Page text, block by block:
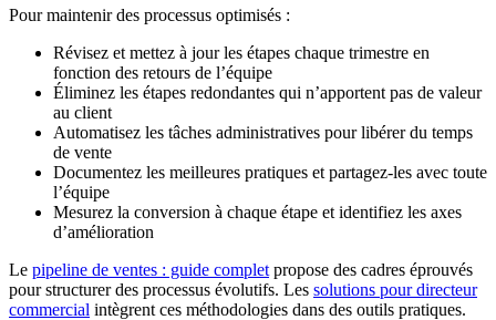
Pour maintenir des processus optimisés :
Révisez et mettez à jour les étapes chaque trimestre en
fonction des retours de l’équipe
Éliminez les étapes redondantes qui n’apportent pas de valeur
au client
Automatisez les tâches administratives pour libérer du temps
de vente
Documentez les meilleures pratiques et partagez-les avec toute
l’équipe
Mesurez la conversion à chaque étape et identifiez les axes
d’amélioration
Le pipeline de ventes : guide complet propose des cadres éprouvés
pour structurer des processus évolutifs. Les solutions pour directeur
commercial intègrent ces méthodologies dans des outils pratiques.